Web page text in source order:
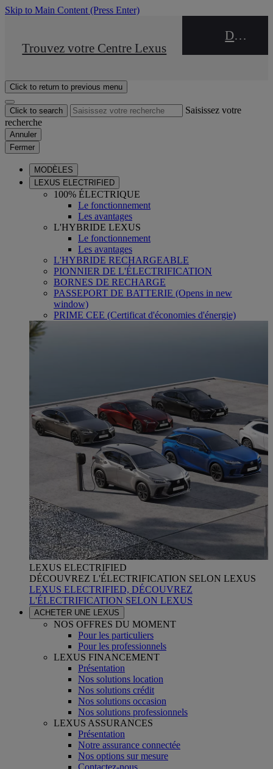
Skip to Main Content (Press Enter)
STOP DRIVE Takata
Trouvez votre Centre Lexus
DEALER NAME
Click to return to previous menu
Click to search
Saisissez votre
recherche
Annuler
Fermer
MODÈLES
LEXUS ELECTRIFIED
100% ÉLECTRIQUE
Le fonctionnement
Les avantages
L'HYBRIDE LEXUS
Le fonctionnement
Les avantages
L'HYBRIDE RECHARGEABLE
PIONNIER DE L'ÉLECTRIFICATION
BORNES DE RECHARGE
PASSEPORT DE BATTERIE (Opens in new
window)
PRIME CEE (Certificat d'économies d'énergie)
LEXUS ELECTRIFIED
DÉCOUVREZ L'ÉLECTRIFICATION SELON LEXUS
LEXUS ELECTRIFIED, DÉCOUVREZ
L'ÉLECTRIFICATION SELON LEXUS
ACHETER UNE LEXUS
NOS OFFRES DU MOMENT
Pour les particuliers
Pour les professionnels
LEXUS FINANCEMENT
Présentation
Nos solutions location
Nos solutions crédit
Nos solutions occasion
Nos solutions professionnels
LEXUS ASSURANCES
Présentation
Notre assurance connectée
Nos options sur mesure
Contactez-nous